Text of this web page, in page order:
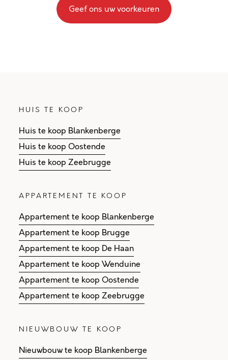
Geef ons uw voorkeuren
HUIS TE KOOP
Huis te koop Blankenberge
Huis te koop Oostende
Huis te koop Zeebrugge
APPARTEMENT TE KOOP
Appartement te koop Blankenberge
Appartement te koop Brugge
Appartement te koop De Haan
Appartement te koop Wenduine
Appartement te koop Oostende
Appartement te koop Zeebrugge
NIEUWBOUW TE KOOP
Nieuwbouw te koop Blankenberge